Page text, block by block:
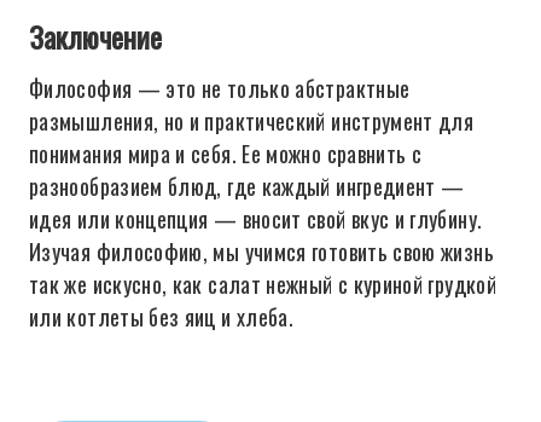
Заключение
Философия — это не только абстрактные
размышления, но и практический инструмент для
понимания мира и себя. Ее можно сравнить с
разнообразием блюд, где каждый ингредиент —
идея или концепция — вносит свой вкус и глубину.
Изучая философию, мы учимся готовить свою жизнь
так же искусно, как салат нежный с куриной грудкой
или котлеты без яиц и хлеба.